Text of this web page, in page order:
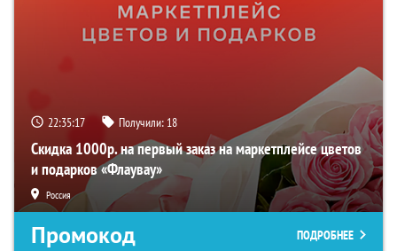
22:35:15 Получили: 18
Скидка 1000р. на первый заказ на маркетплейсе цветов
и подарков «Флаувау»
Россия
Промокод ПОДРОБНЕЕ